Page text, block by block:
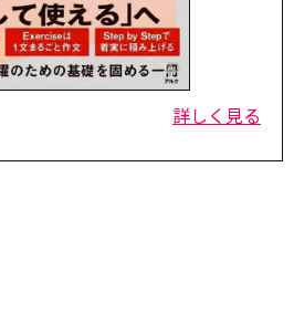
詳しく見る